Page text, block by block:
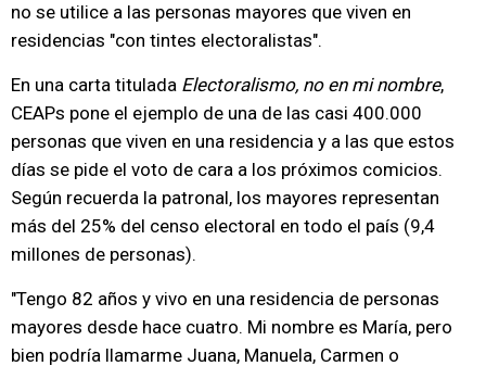
no se utilice a las personas mayores que viven en
residencias "con tintes electoralistas".
En una carta titulada Electoralismo, no en mi nombre,
CEAPs pone el ejemplo de una de las casi 400.000
personas que viven en una residencia y a las que estos
días se pide el voto de cara a los próximos comicios.
Según recuerda la patronal, los mayores representan
más del 25% del censo electoral en todo el país (9,4
millones de personas).
"Tengo 82 años y vivo en una residencia de personas
mayores desde hace cuatro. Mi nombre es María, pero
bien podría llamarme Juana, Manuela, Carmen o